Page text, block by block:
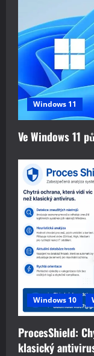
Windows 11
Ve Windows 11
Windows 10
ProcesShield:
klasický